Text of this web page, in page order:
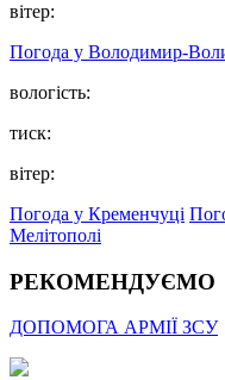
вітер:
Погода у Володимир-
вологість:
тиск:
вітер:
Погода у Кременчуці
Мелітополі
РЕКОМЕНДУЄМО
ДОПОМОГА АРМІЇ ЗСУ